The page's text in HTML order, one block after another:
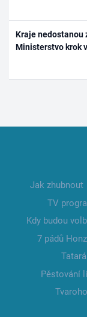
Kraje nedostanou
Ministerstvo krok
Jak zhubnout
TV
Kdy budou
7 pádů
Pěstování